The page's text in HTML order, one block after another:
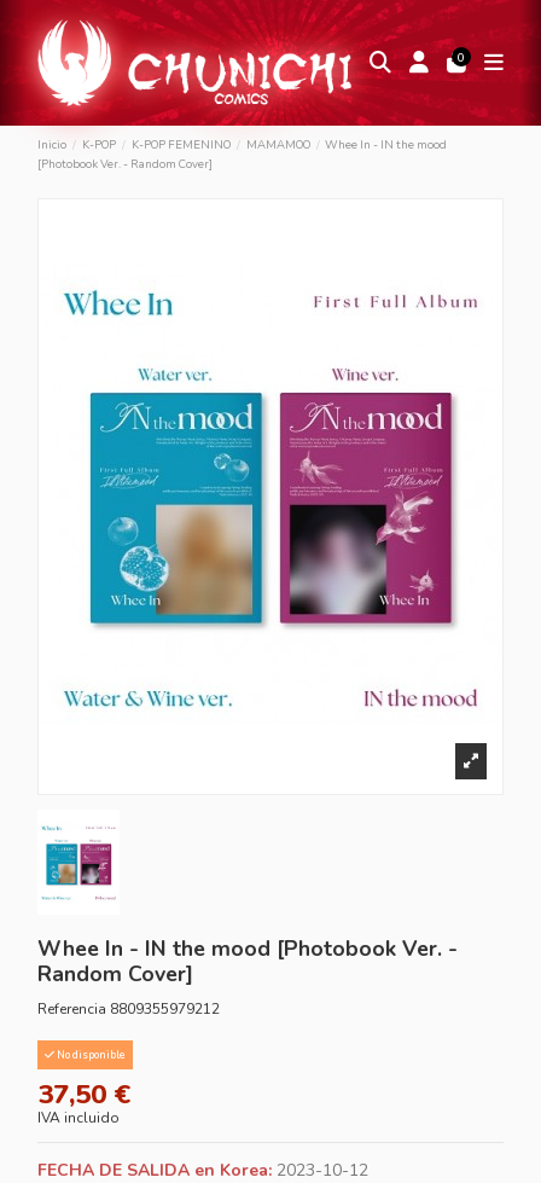
0
Inicio K-POP K-POP FEMENINO MAMAMOO
Whee In - IN the mood
[Photobook Ver. - Random Cover]
Whee In - IN the mood [Photobook Ver. -
Random Cover]
Referencia 8809355979212
No disponible
37,50 €
IVA incluido
FECHA DE SALIDA en Korea: 2023-10-12